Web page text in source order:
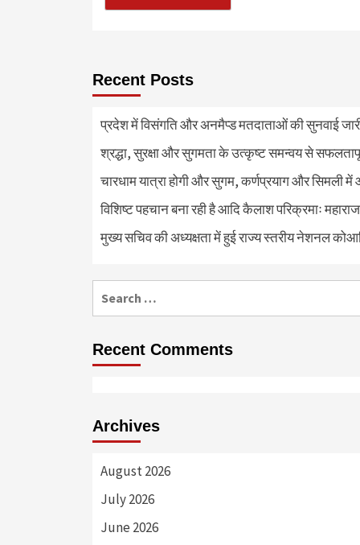
Recent Posts
प्रदेश में विसंगति और अनमैप्ड मतदाताओं की सुनवाई
श्रद्धा, सुरक्षा और सुगमता के उत्कृष्ट समन्वय से
चारधाम यात्रा होगी और सुगम, कर्णप्रयाग और सिमली
विशिष्ट पहचान बना रही है आदि कैलाश परिक्रमाः महाराज
मुख्य सचिव की अध्यक्षता में हुई राज्य स्तरीय नेशनल
Recent Comments
Archives
August 2026
July 2026
June 2026